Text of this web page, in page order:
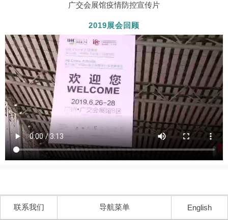
广交会展馆疫情防控宣传片
2019展会回顾
联系我们 导航菜单 English